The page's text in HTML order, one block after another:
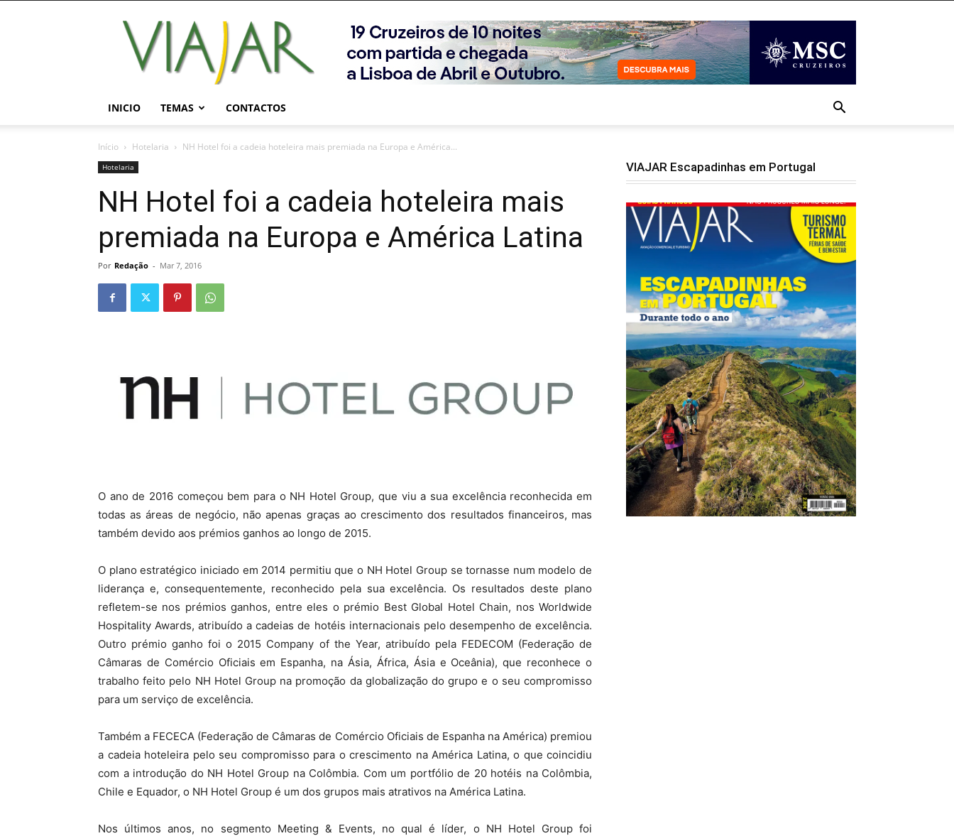
Viajar
Magazine
Online
INICIO TEMAS CONTACTOS
Início Hotelaria NH Hotel foi a cadeia hoteleira mais premiada na Europa e América...
Hotelaria
NH Hotel foi a cadeia hoteleira mais
premiada na Europa e América Latina
Por Redação - Mar 7, 2016
O ano de 2016 começou bem para o NH Hotel Group, que viu a sua excelência reconhecida em
todas as áreas de negócio, não apenas graças ao crescimento dos resultados financeiros, mas
também devido aos prémios ganhos ao longo de 2015.
O plano estratégico iniciado em 2014 permitiu que o NH Hotel Group se tornasse num modelo de
liderança e, consequentemente, reconhecido pela sua excelência. Os resultados deste plano
refletem-se nos prémios ganhos, entre eles o prémio Best Global Hotel Chain, nos Worldwide
Hospitality Awards, atribuído a cadeias de hotéis internacionais pelo desempenho de excelência.
Outro prémio ganho foi o 2015 Company of the Year, atribuído pela FEDECOM (Federação de
Câmaras de Comércio Oficiais em Espanha, na Ásia, África, Ásia e Oceânia), que reconhece o
trabalho feito pelo NH Hotel Group na promoção da globalização do grupo e o seu compromisso
para um serviço de excelência.
Também a FECECA (Federação de Câmaras de Comércio Oficiais de Espanha na América) premiou
a cadeia hoteleira pelo seu compromisso para o crescimento na América Latina, o que coincidiu
com a introdução do NH Hotel Group na Colômbia. Com um portfólio de 20 hotéis na Colômbia,
Chile e Equador, o NH Hotel Group é um dos grupos mais atrativos na América Latina.
Nos últimos anos, no segmento Meeting & Events, no qual é líder, o NH Hotel Group foi
VIAJAR Escapadinhas em Portugal